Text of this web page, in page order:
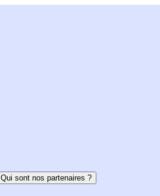
Qui sont nos partenaires ?